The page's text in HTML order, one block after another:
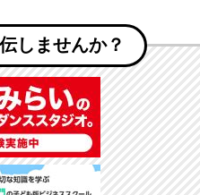
しませんか？